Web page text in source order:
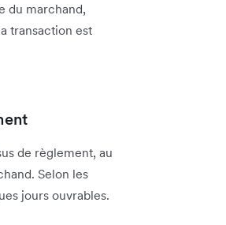
du marchand,
transaction est
de règlement, au
Selon les
jours ouvrables.